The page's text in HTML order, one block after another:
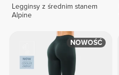
Legginsy z średnim stanem
Alpine
NOWOŚĆ